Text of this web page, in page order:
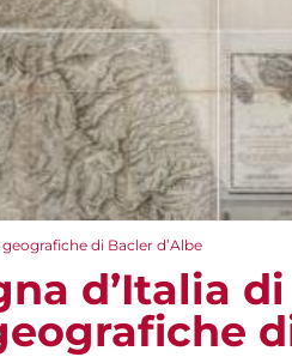
di Bacler d’Albe
d’Italia di